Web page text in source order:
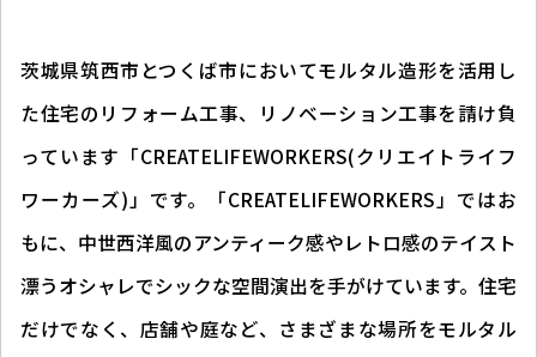
茨城県筑西市とつくば市においてモルタル造形を活用し
た住宅のリフォーム工事、リノベーション工事を請け負
っています「CREATELIFEWORKERS(クリエイトライフ
ワーカーズ)」です。「CREATELIFEWORKERS」ではお
もに、中世西洋風のアンティーク感やレトロ感のテイスト
漂うオシャレでシックな空間演出を手がけています。住宅
だけでなく、店舗や庭など、さまざまな場所をモルタル